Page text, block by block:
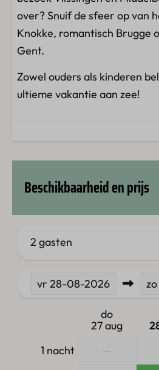
over? Snuif de sfeer op van
Knokke, romantisch Brugge
Gent.
Zowel ouders als kinderen
ultieme vakantie aan zee!
Beschikbaarheid en prijs
2 gasten
vr 28-08-2026 zo
do
27 aug
1 nacht